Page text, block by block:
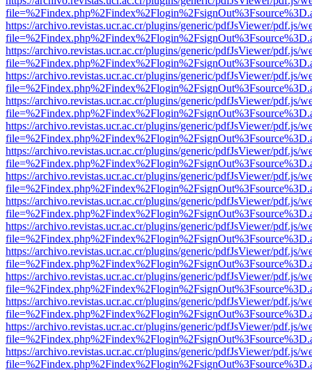
https://archivo.revistas.ucr.ac.cr/plugins/generic/pdfJsViewer/pdf.js/
https://archivo.revistas.ucr.ac.cr/plugins/generic/pdfJsViewer/pdf.js/
https://archivo.revistas.ucr.ac.cr/plugins/generic/pdfJsViewer/pdf.js/
https://archivo.revistas.ucr.ac.cr/plugins/generic/pdfJsViewer/pdf.js/
https://archivo.revistas.ucr.ac.cr/plugins/generic/pdfJsViewer/pdf.js/
https://archivo.revistas.ucr.ac.cr/plugins/generic/pdfJsViewer/pdf.js/
https://archivo.revistas.ucr.ac.cr/plugins/generic/pdfJsViewer/pdf.js/
https://archivo.revistas.ucr.ac.cr/plugins/generic/pdfJsViewer/pdf.js/
https://archivo.revistas.ucr.ac.cr/plugins/generic/pdfJsViewer/pdf.js/
https://archivo.revistas.ucr.ac.cr/plugins/generic/pdfJsViewer/pdf.js/
https://archivo.revistas.ucr.ac.cr/plugins/generic/pdfJsViewer/pdf.js/
https://archivo.revistas.ucr.ac.cr/plugins/generic/pdfJsViewer/pdf.js/
https://archivo.revistas.ucr.ac.cr/plugins/generic/pdfJsViewer/pdf.js/
https://archivo.revistas.ucr.ac.cr/plugins/generic/pdfJsViewer/pdf.js/